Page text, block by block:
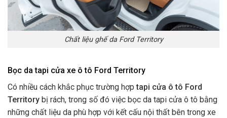
Chất liệu ghế da Ford Territory
Bọc da tapi cửa xe ô tô Ford Territory
Có nhiều cách khắc phục trường hợp tapi cửa ô tô Ford
Territory bị rách, trong số đó việc bọc da tapi cửa ô tô bằng
những chất liệu da phù hợp với kết cấu nội thất bên trong xe